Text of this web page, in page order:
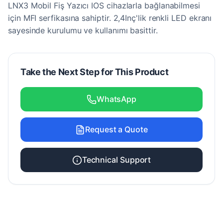
LNX3 Mobil Fiş Yazıcı IOS cihazlarla bağlanabilmesi
için MFI serfikasına sahiptir. 2,4Inç'lik renkli LED ekranı
sayesinde kurulumu ve kullanımı basittir.
Take the Next Step for This Product
WhatsApp
Request a Quote
Technical Support